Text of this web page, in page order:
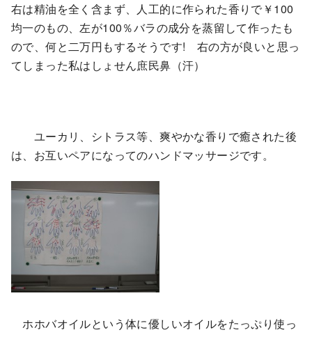
右は精油を全く含まず、人工的に作られた香りで￥100
均一のもの、左が100％バラの成分を蒸留して作ったも
ので、何と二万円もするそうです! 右の方が良いと思っ
てしまった私はしょせん庶民鼻（汗）
ユーカリ、シトラス等、爽やかな香りで癒された後
は、お互いペアになってのハンドマッサージです。
ホホバオイルという体に優しいオイルをたっぷり使っ